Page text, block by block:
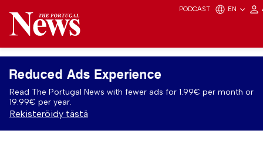
PODCAST EN
Reduced Ads Experience
Read The Portugal News with fewer ads for 1.99€ per month or
19.99€ per year.
Rekisteröidy tästä